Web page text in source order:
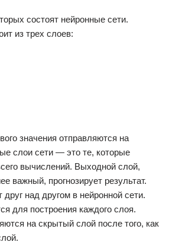
состоят нейронные сети.
из трех слоев:
значения отправляются на
слои сети — это те, которые
вычислений. Выходной слой,
важный, прогнозирует результат.
над другом в нейронной сети.
для построения каждого слоя.
на скрытый слой после того, как